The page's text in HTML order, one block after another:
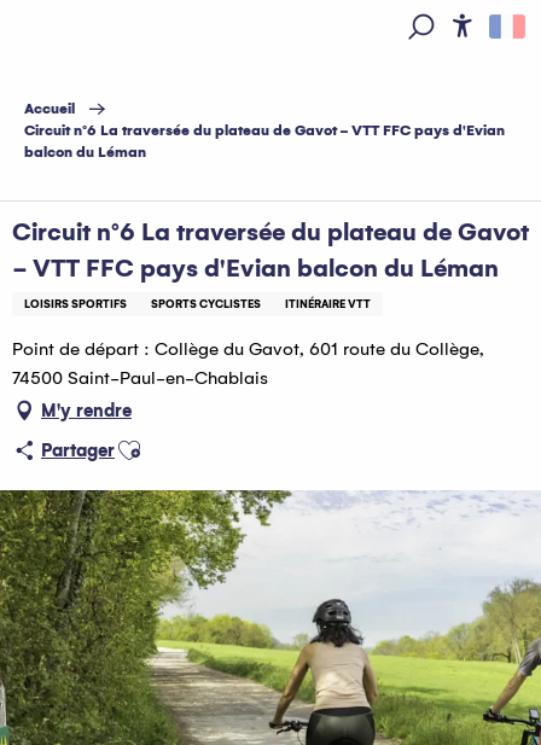
principal
Accueil
Circuit n°6 La traversée du plateau de Gavot - VTT FFC pays d'Evian
balcon du Léman
Circuit n°6 La traversée du plateau de Gavot
- VTT FFC pays d'Evian balcon du Léman
LOISIRS SPORTIFS SPORTS CYCLISTES ITINÉRAIRE VTT
Point de départ : Collège du Gavot, 601 route du Collège,
74500 Saint-Paul-en-Chablais
M'y rendre
PartagerAjouter aux favoris